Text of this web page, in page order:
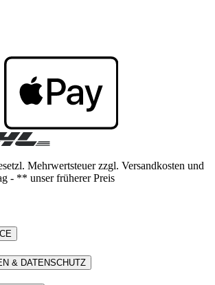
Mehrwertsteuer zzgl. Versandkosten und
- ** unser früherer Preis
& DATENSCHUTZ